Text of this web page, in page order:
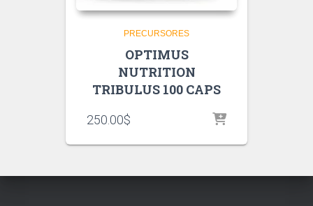
PRECURSORES
OPTIMUS
NUTRITION
TRIBULUS 100 CAPS
250.00$